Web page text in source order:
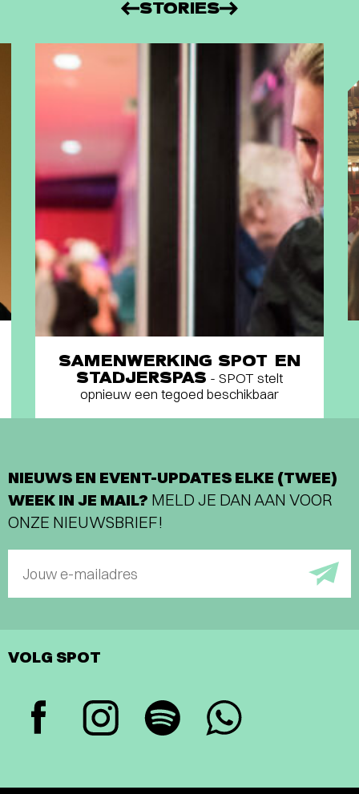
STORIES
SAMENWERKING SPOT EN
STADJERSPAS - SPOT stelt
opnieuw een tegoed beschikbaar
NIEUWS EN EVENT-UPDATES ELKE (TWEE)
WEEK IN JE MAIL? MELD JE DAN AAN VOOR
ONZE NIEUWSBRIEF!
Jouw e-mailadres
VOLG SPOT